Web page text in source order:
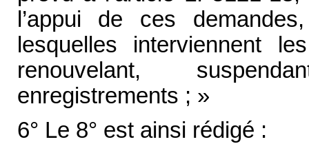
l’appui de ces
lesquelles interviennent
renouvelant,
enregistrements ; »
6° Le 8° est ainsi rédigé :